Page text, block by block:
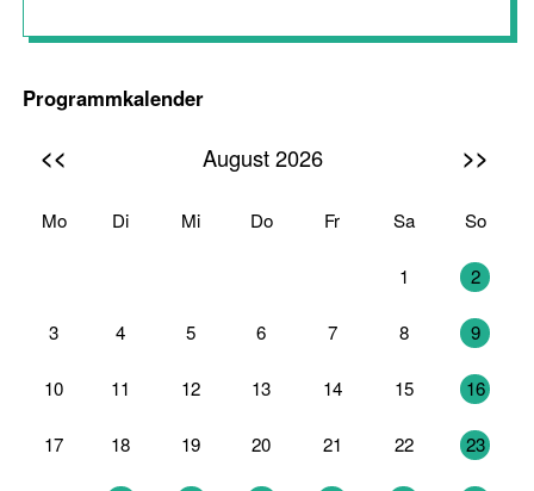
Programmkalender
<< August 2026 >>
Mo Di Mi Do Fr Sa So
1 2
3 4 5 6 7 8 9
10 11 12 13 14 15 16
17 18 19 20 21 22 23